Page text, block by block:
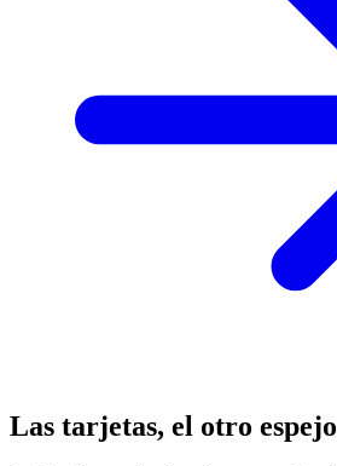
Las tarjetas, el otro espejo